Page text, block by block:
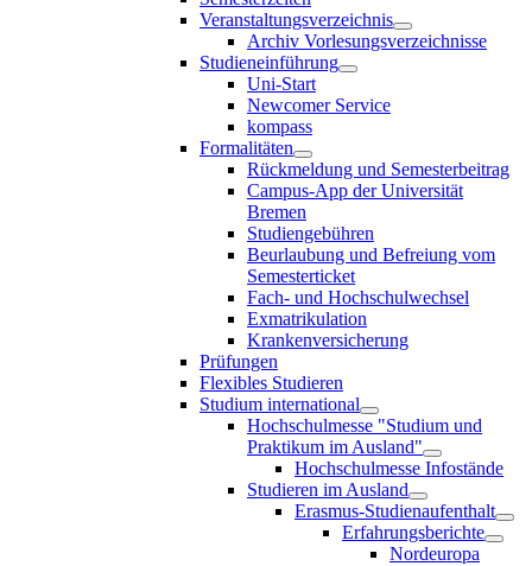
Veranstaltungsverzeichnis
Archiv Vorlesungsverzeichnisse
Studieneinführung
Uni-Start
Newcomer Service
kompass
Formalitäten
Rückmeldung und Semesterbeitrag
Campus-App der Universität
Bremen
Studiengebühren
Beurlaubung und Befreiung vom
Semesterticket
Fach- und Hochschulwechsel
Exmatrikulation
Krankenversicherung
Prüfungen
Flexibles Studieren
Studium international
Hochschulmesse "Studium und
Praktikum im Ausland"
Hochschulmesse Infostände
Studieren im Ausland
Erasmus-Studienaufenthalt
Erfahrungsberichte
Nordeuropa